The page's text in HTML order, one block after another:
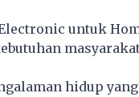
untuk
hidup